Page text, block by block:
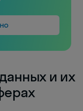
и их